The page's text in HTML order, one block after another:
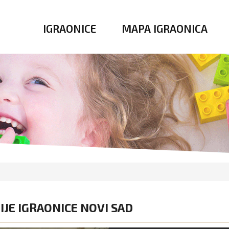
IGRAONICE MAPA IGRAONICA
IGRAONICE NOVI SAD